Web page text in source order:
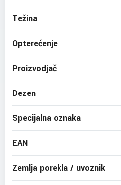
Težina
Opterećenje
Proizvodjač
Dezen
Specijalna oznaka
EAN
Zemlja porekla / uvoznik